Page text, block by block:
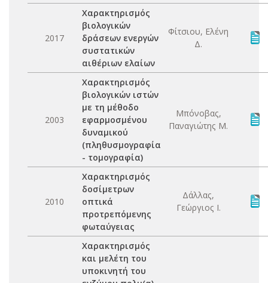
2017
Χαρακτηρισμός
βιολογικών
δράσεων ενεργών
συστατικών
αιθέριων ελαίων
Φίτσιου, Ελένη
Δ.
2003
Χαρακτηρισμός
βιολογικών ιστών
με τη μέθοδο
εφαρμοσμένου
δυναμικού
(πληθυσμογραφία
- τομογραφία)
Μπόνοβας,
Παναγιώτης Μ.
2010
Χαρακτηρισμός
δοσίμετρων
οπτικά
προτρεπόμενης
φωταύγειας
Δάλλας,
Γεώργιος Ι.
Χαρακτηρισμός
και μελέτη του
υποκινητή του